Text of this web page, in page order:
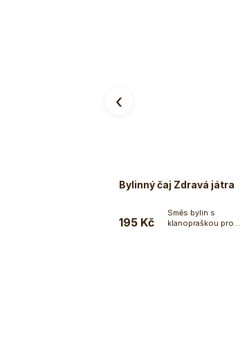
Bylinný čaj Zdravá játra
195 Kč Do košíku
Směs bylin s
klanopraškou pro
‹